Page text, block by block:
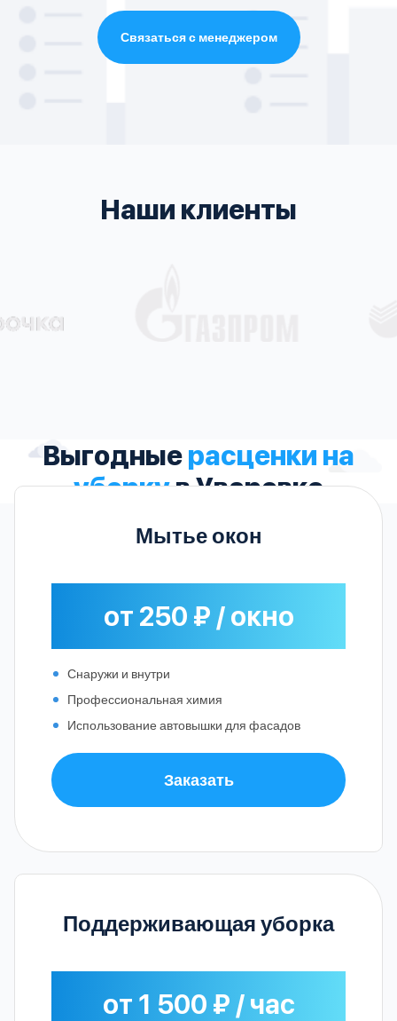
Связаться с менеджером
Наши клиенты
Выгодныерасценки на
уборкув Уваровке
Мытье окон
от 250 ₽ / окно
Снаружи и внутри
Профессиональная химия
Использование автовышки для фасадов
Заказать
Поддерживающая уборка
от 1 500 ₽ / час